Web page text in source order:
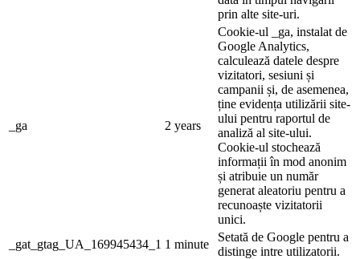
prin alte site-uri.
_ga 2 years
Cookie-ul _ga, instalat de
Google Analytics,
calculează datele despre
vizitatori, sesiuni și
campanii și, de asemenea,
ține evidența utilizării site-
ului pentru raportul de
analiză al site-ului.
Cookie-ul stochează
informații în mod anonim
și atribuie un număr
generat aleatoriu pentru a
recunoaște vizitatorii
unici.
_gat_gtag_UA_169945434_1 1 minute
Setată de Google pentru a
distinge intre utilizatorii.